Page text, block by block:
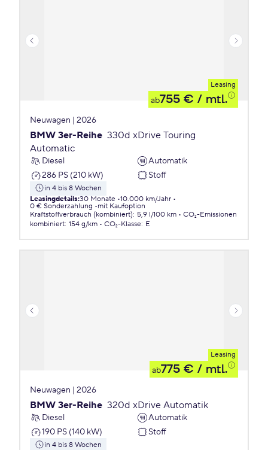
Leasing
ab755 € / mtl.
Neuwagen | 2026
BMW 3er-Reihe 330d xDrive Touring
Automatic
Diesel
Automatik
286 PS (210 kW)
Stoff
in 4 bis 8 Wochen
Leasingdetails:30 Monate 10.000 km/Jahr
0 € Sonderzahlung
mit Kaufoption
Kraftstoffverbrauch (kombiniert): 5,9 l/100 km
CO₂-Emissionen
kombiniert: 154 g/km CO₂-Klasse: E
Leasing
ab775 € / mtl.
Neuwagen | 2026
BMW 3er-Reihe 320d xDrive Automatik
Diesel
Automatik
190 PS (140 kW)
Stoff
in 4 bis 8 Wochen